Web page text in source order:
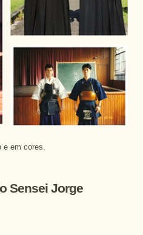
e em cores.
Sensei Jorge